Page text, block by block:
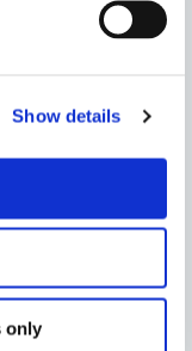
Show details
only
un séchage
combine un
électrique
un.